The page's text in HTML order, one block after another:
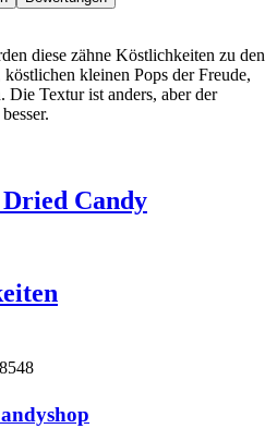
diese zähne Köstlichkeiten zu den
kleinen Pops der Freude,
Textur ist anders, aber der
Candy